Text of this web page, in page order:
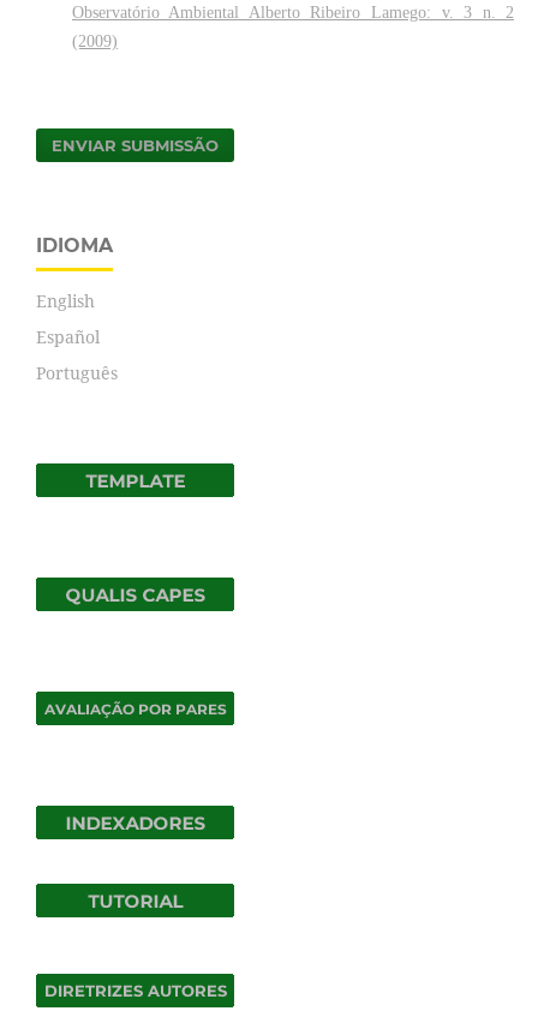
Observatório Ambiental Alberto Ribeiro Lamego: v. 3 n. 2
(2009)
ENVIAR SUBMISSÃO
IDIOMA
English
Español
Português